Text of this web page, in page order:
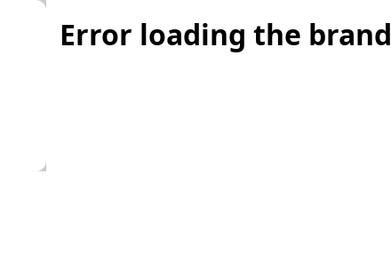
Error loading the brand